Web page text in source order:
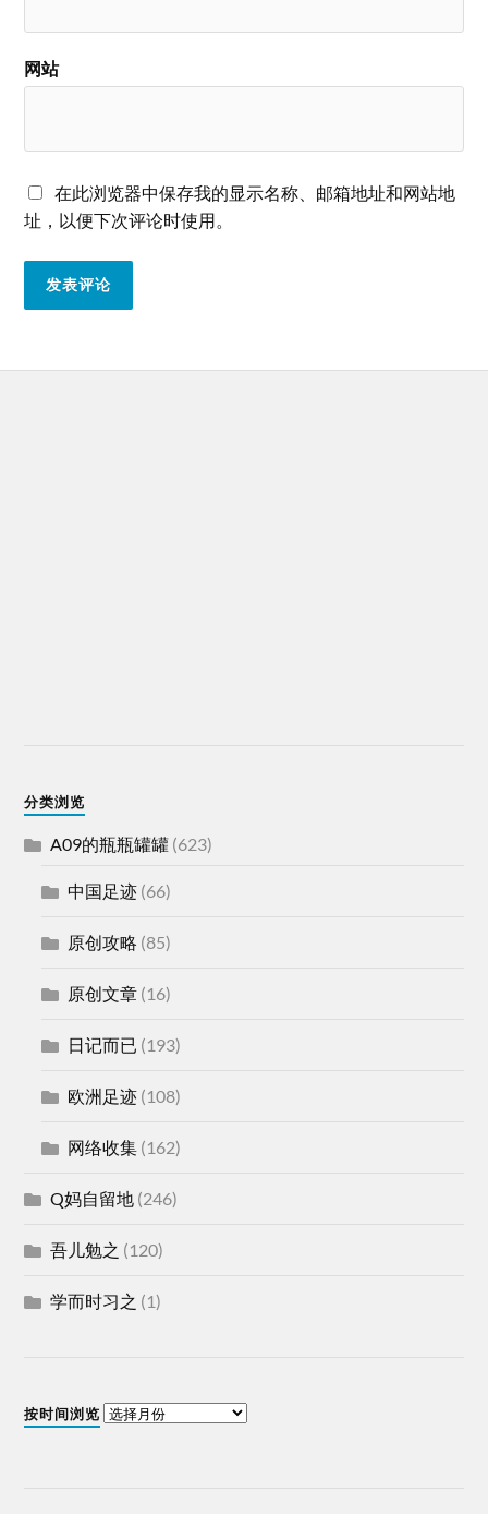
网站
在此浏览器中保存我的显示名称、邮箱地址和网站地
址，以便下次评论时使用。
分类浏览
A09的瓶瓶罐罐 (623)
中国足迹 (66)
原创攻略 (85)
原创文章 (16)
日记而已 (193)
欧洲足迹 (108)
网络收集 (162)
Q妈自留地 (246)
吾儿勉之 (120)
学而时习之 (1)
按时间浏览